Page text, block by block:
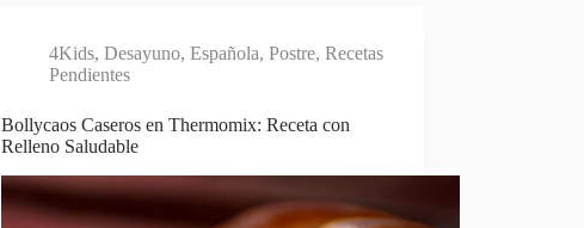
4Kids,Desayuno,Española,Postre,Recetas
Pendientes
Bollycaos Caseros en Thermomix: Receta con
Relleno Saludable